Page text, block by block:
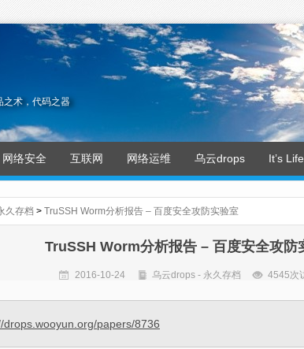
之术，代码之器
网络安全 互联网 网络运维 乌云drops It’s Life
久存档 > TruSSH Worm分析报告 – 百度安全攻防实验室
TruSSH Worm分析报告 – 百度安全攻防
2016-10-24 乌云drops - 永久存档 4545次
drops.wooyun.org/papers/8736